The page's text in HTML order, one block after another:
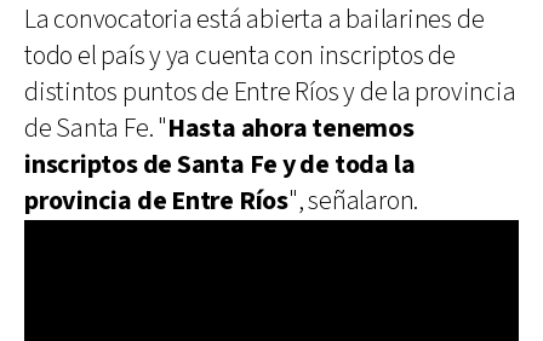
La convocatoria está abierta a bailarines de
todo el país y ya cuenta con inscriptos de
distintos puntos de Entre Ríos y de la provincia
de Santa Fe. "Hasta ahora tenemos
inscriptos de Santa Fe y de toda la
provincia de Entre Ríos", señalaron.